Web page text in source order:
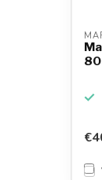
80